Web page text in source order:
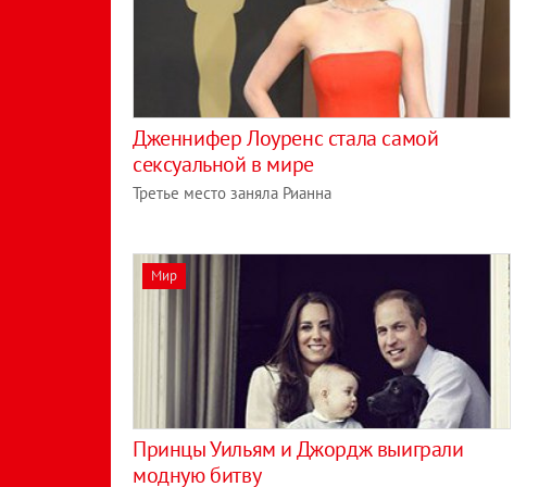
Дженнифер Лоуренс стала самой
сексуальной в мире
Третье место заняла Рианна
Мир
Принцы Уильям и Джордж выиграли
модную битву